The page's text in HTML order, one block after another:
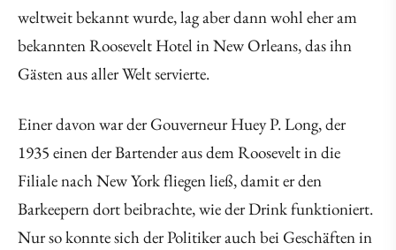
weltweit bekannt wurde, lag aber dann wohl eher am
bekannten Roosevelt Hotel in New Orleans, das ihn
Gästen aus aller Welt servierte.
Einer davon war der Gouverneur Huey P. Long, der
1935 einen der Bartender aus dem Roosevelt in die
Filiale nach New York fliegen ließ, damit er den
Barkeepern dort beibrachte, wie der Drink funktioniert.
Nur so konnte sich der Politiker auch bei Geschäften in